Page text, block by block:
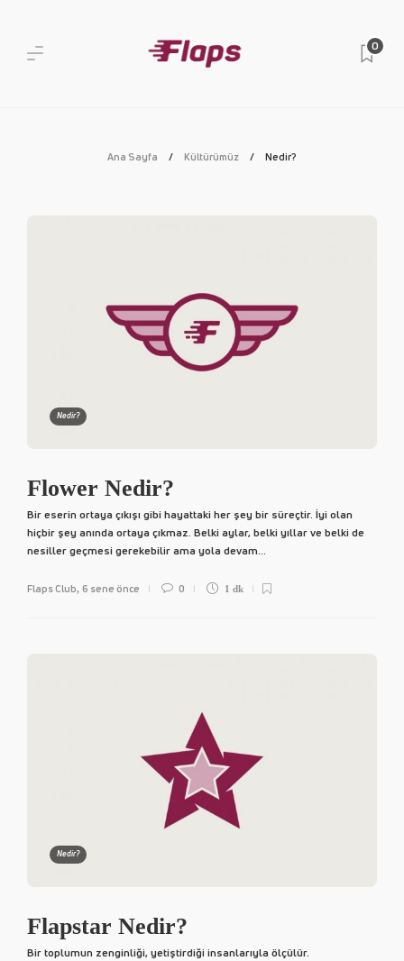
0
Ana Sayfa Kültürümüz Nedir?
Nedir?
Flower Nedir?
Bir eserin ortaya çıkışı gibi hayattaki her şey bir süreçtir. İyi olan
hiçbir şey anında ortaya çıkmaz. Belki aylar, belki yıllar ve belki de
nesiller geçmesi gerekebilir ama yola devam...
Flaps Club, 6 sene önce 0 1 dk
Nedir?
Flapstar Nedir?
Bir toplumun zenginliği, yetiştirdiği insanlarıyla ölçülür.